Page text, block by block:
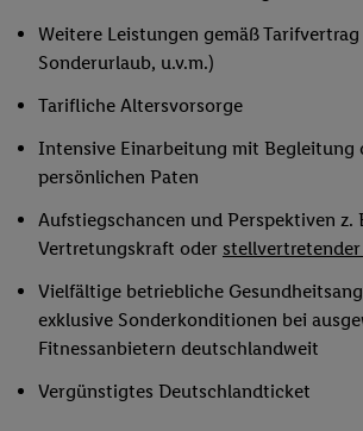
Weitere Leistungen gemäß Tarifvertrag
Sonderurlaub, u.v.m.)
Tarifliche Altersvorsorge
Intensive Einarbeitung mit Begleitung
persönlichen Paten
Aufstiegschancen und Perspektiven z.
Vertretungskraft oder
Vielfältige betriebliche
exklusive Sonderkonditionen bei
Fitnessanbietern deutschlandweit
Vergünstigtes Deutschlandticket